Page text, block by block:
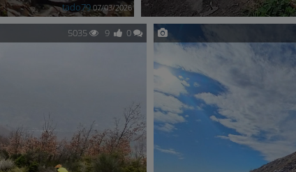
tado79 07/03/2026
5035 9 0